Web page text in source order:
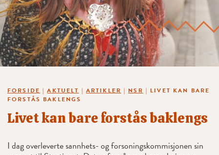
FORSIDE |AKTUELT | ARTIKLER | NSR | LIVET KAN BARE
FORSTÅS BAKLENGS
Livet kan bare forstås baklengs
I dag overleverte sannhets- og forsoningskommisjonen sin